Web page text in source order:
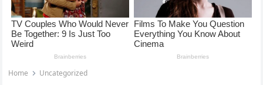
Home Uncategorized